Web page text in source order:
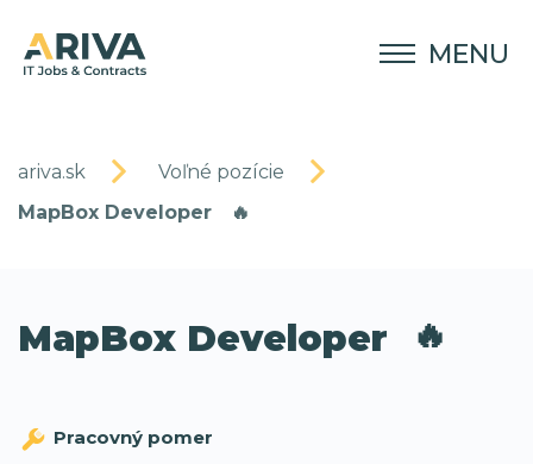
MENU
ariva.sk
Voľné pozície
MapBox Developer
🔥
MapBox Developer 🔥
Pracovný pomer